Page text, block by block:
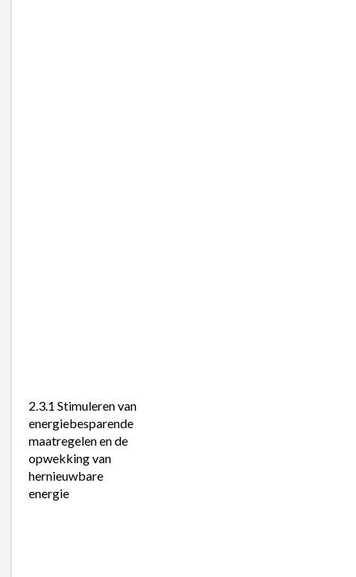
2.3.1 Stimuleren van
energiebesparende
maatregelen en de
opwekking van
hernieuwbare
energie